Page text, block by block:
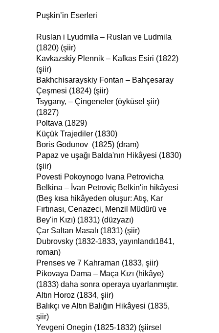
Puşkin’in Eserleri
Ruslan i Lyudmila – Ruslan ve Ludmila
(1820) (şiir)
Kavkazskiy Plennik – Kafkas Esiri (1822)
(şiir)
Bakhchisarayskiy Fontan – Bahçesaray
Çeşmesi (1824) (şiir)
Tsygany, – Çingeneler (öyküsel şiir)
(1827)
Poltava (1829)
Küçük Trajediler (1830)
Boris Godunov (1825) (dram)
Papaz ve uşağı Balda'nın Hikâyesi (1830)
(şiir)
Povesti Pokoynogo Ivana Petrovicha
Belkina – İvan Petroviç Belkin'in hikâyesi
(Beş kısa hikâyeden oluşur: Atış, Kar
Fırtınası, Cenazeci, Menzil Müdürü ve
Bey'in Kızı) (1831) (düzyazı)
Çar Saltan Masalı (1831) (şiir)
Dubrovsky (1832-1833, yayınlandı1841,
roman)
Prenses ve 7 Kahraman (1833, şiir)
Pikovaya Dama – Maça Kızı (hikâye)
(1833) daha sonra operaya uyarlanmıştır.
Altın Horoz (1834, şiir)
Balıkçı ve Altın Balığın Hikâyesi (1835,
şiir)
Yevgeni Onegin (1825-1832) (şiirsel